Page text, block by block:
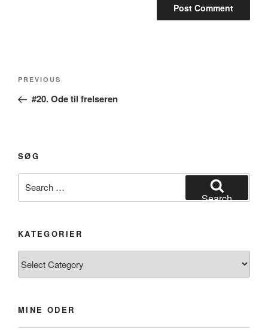
Post
Previous
Post
PREVIOUS
#20. Ode til frelseren
SØG
for:
Search
KATEGORIER
MINE ODER